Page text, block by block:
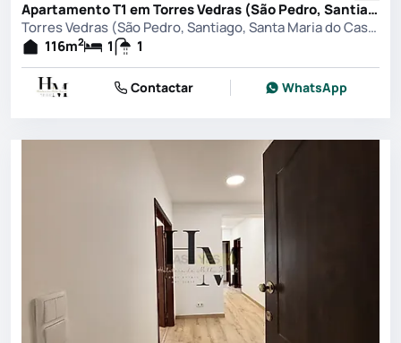
Apartamento T1 em Torres Vedras (São Pedro, Santiago, Santa Maria do Castelo e São Miguel) e Matacães, Torres Vedras
Torres Vedras (São Pedro, Santiago, Santa Maria do Castelo e São Miguel) e Matacães, Torres Vedras
116m2 1 1
Contactar WhatsApp